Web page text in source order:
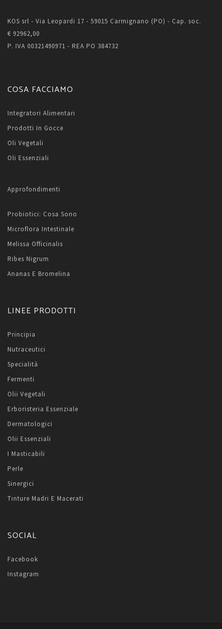
KOS srl - Via Leopardi 17 - 59015 Carmignano (PO) - Cap. soc.
€ 92962,00
P. IVA 00321490971 - REA PO 384732
COSA FACCIAMO
Integratori Alimentari
Prodotti In Gocce
Oli Vegetali
Oli Essenziali
Approfondimenti
Probiotici: Cosa Sono
Microflora Intestinale
Melissa Officinalis
Ribes Nigrum
Ananas E Bromelina
LINEE PRODOTTI
Principia
Nutraceutici
Specialità
Fermenti
Olii Vegetali
Erboristeria Essenziale
Dermatologici
Olii Essenziali
I Masticabili
Perle
Sinergici
Tinture Madri E Macerati
SOCIAL
Facebook
Instagram